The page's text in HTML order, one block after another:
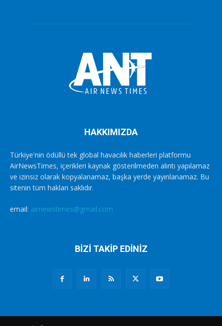
HAKKIMIZDA
Türkiye'nin ödüllü tek global havacılık haberleri platformu
AirNewsTimes, içerikleri kaynak gösterilmeden alıntı yapılamaz
ve izinsiz olarak kopyalanamaz, başka yerde yayınlanamaz. Bu
sitenin tüm hakları saklıdır.
email: airnewstimes@gmail.com
BİZİ TAKİP EDİNİZ